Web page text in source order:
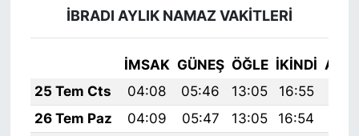
İBRADI AYLIK NAMAZ VAKITLERI
İMSAK GÜNEŞ ÖĞLE İKINDI
25 Tem Cts
04:08 05:46 13:05 16:55
26 Tem Paz
04:09 05:47 13:05 16:54